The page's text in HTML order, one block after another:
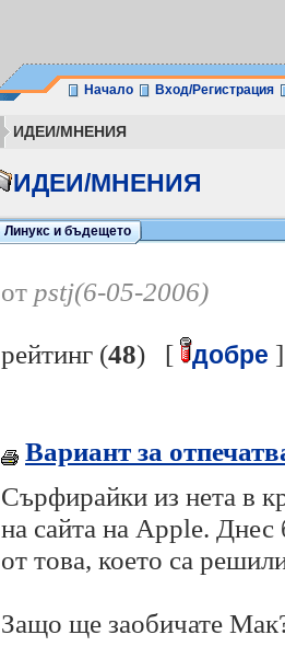
Начало Вход/Регистрация
ИДЕИ/МНЕНИЯ
ИДЕИ/МНЕНИЯ
Линукс и бъдещето
от pstj(6-05-2006)
рейтинг (48) [ добре
Вариант за
Сърфирайки из нета в
на сайта на Apple. Днес
от това, което са
Защо ще заобичате